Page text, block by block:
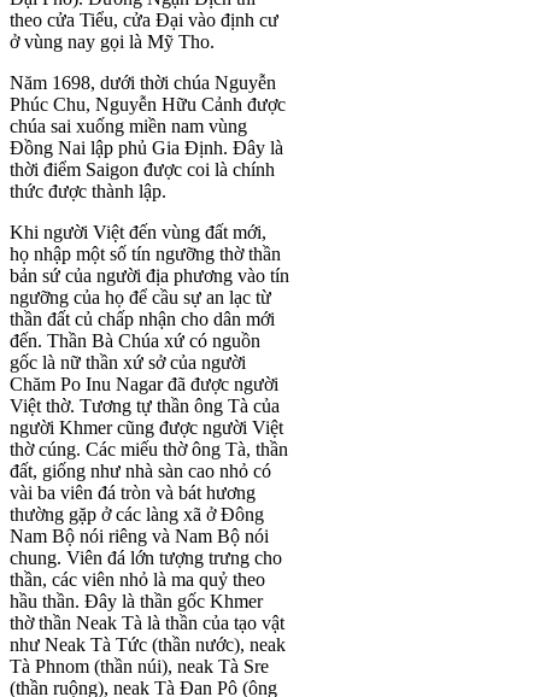
theo cửa Tiểu, cửa Đại vào định cư
ở vùng nay gọi là Mỹ Tho.
Năm 1698, dưới thời chúa Nguyễn
Phúc Chu, Nguyễn Hữu Cảnh được
chúa sai xuống miền nam vùng
Đồng Nai lập phủ Gia Định. Đây là
thời điểm Saigon được coi là chính
thức được thành lập.
Khi người Việt đến vùng đất mới,
họ nhập một số tín ngưỡng thờ thần
bản sứ của người địa phương vào tín
ngưỡng của họ để cầu sự an lạc từ
thần đất củ chấp nhận cho dân mới
đến. Thần Bà Chúa xứ có nguồn
gốc là nữ thần xứ sở của người
Chăm Po Inu Nagar đã được người
Việt thờ. Tương tự thần ông Tà của
người Khmer cũng được người Việt
thờ cúng. Các miếu thờ ông Tà, thần
đất, giống như nhà sàn cao nhỏ có
vài ba viên đá tròn và bát hương
thường gặp ở các làng xã ở Đông
Nam Bộ nói riêng và Nam Bộ nói
chung. Viên đá lớn tượng trưng cho
thần, các viên nhỏ là ma quỷ theo
hầu thần. Đây là thần gốc Khmer
thờ thần Neak Tà là thần của tạo vật
như Neak Tà Tức (thần nước), neak
Tà Phnom (thần núi), neak Tà Sre
(thần ruộng), neak Tà Đan Pô (ông